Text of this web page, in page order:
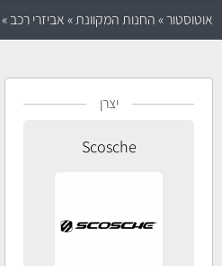
אוטוסטור»החנות המקוונת»אביזרי רכב»
יצרן
Scosche